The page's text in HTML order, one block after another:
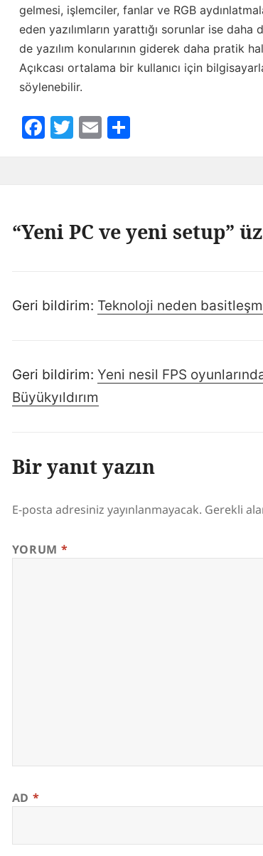
gelmesi, işlemciler, fanlar ve RGB
eden yazılımların yarattığı sorunlar ise daha
de yazılım konularının giderek daha pratik
Açıkcası ortalama bir kullanıcı için
söylenebilir.
Facebook
Twitter
EmailShare
“Yeni PC ve yeni setup”
Geri bildirim: Teknoloji neden
Geri bildirim: Yeni nesil FPS
Büyükyıldırım
Bir yanıt yazın
E-posta adresiniz yayınlanmayacak. Gerekli
YORUM *
AD *